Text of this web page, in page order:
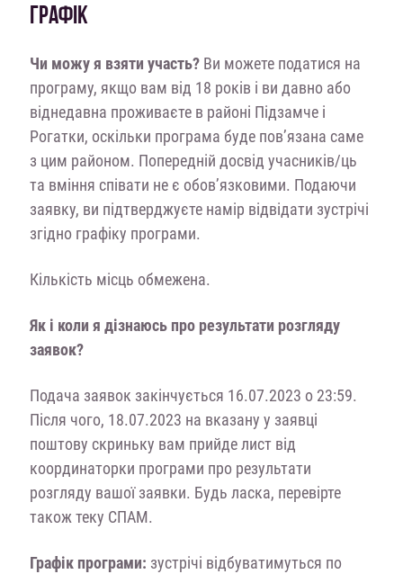
ГРАФІК
Чи можу я взяти участь?Ви можете податися на
програму, якщо вам від 18 років і ви давно або
віднедавна проживаєте в районі Підзамче і
Рогатки, оскільки програма буде пов’язана саме
з цим районом. Попередній досвід учасників/ць
та вміння співати не є обов’язковими. Подаючи
заявку, ви підтверджуєте намір відвідати зустрічі
згідно графіку програми.
Кількість місць обмежена.
Як і коли я дізнаюсь про результати розгляду
заявок?
Подача заявок закінчується 16.07.2023 о 23:59.
Після чого, 18.07.2023 на вказану у заявці
поштову скриньку вам прийде лист від
координаторки програми про результати
розгляду вашої заявки. Будь ласка, перевірте
також теку СПАМ.
Графік програми: зустрічі відбуватимуться по